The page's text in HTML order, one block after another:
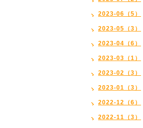
2023-06（5）
2023-05（3）
2023-04（6）
2023-03（1）
2023-02（3）
2023-01（3）
2022-12（6）
2022-11（3）